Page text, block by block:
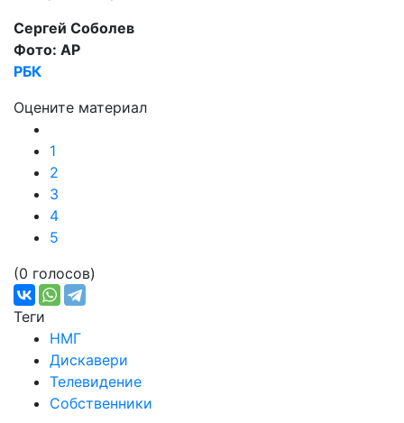
Сергей Соболев
Фото: AP
РБК
Оцените материал
1
2
3
4
5
(0 голосов)
Теги
НМГ
Дискавери
Телевидение
Собственники